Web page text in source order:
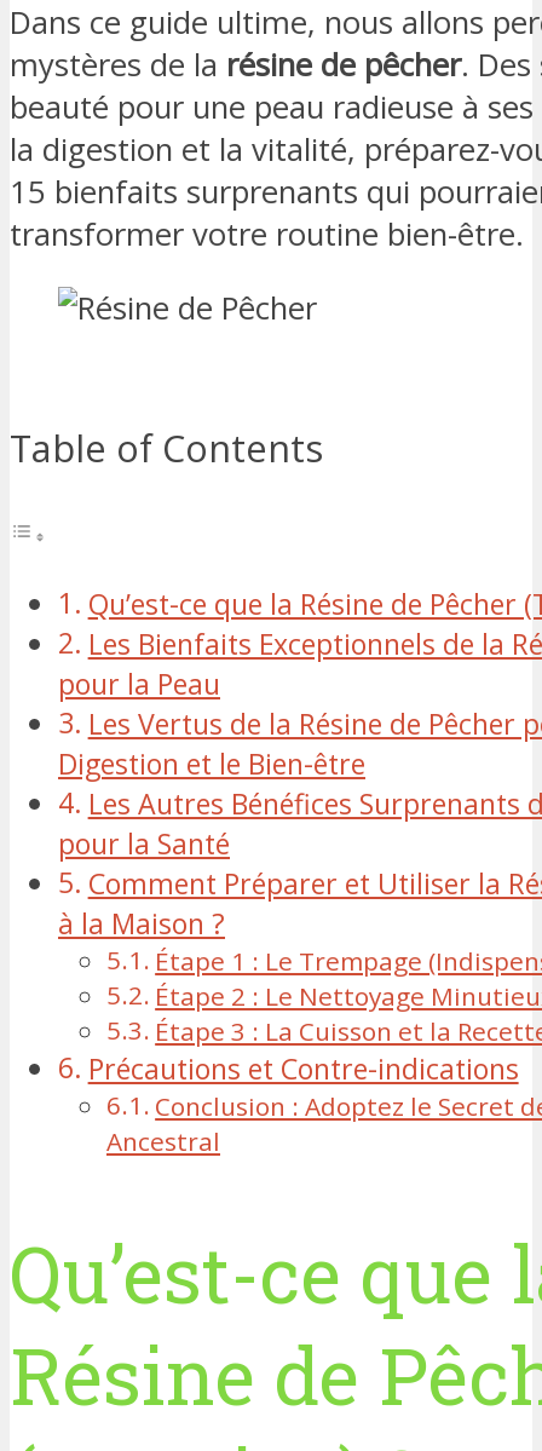
Dans ce guide ultime, nous allons
mystères de la résine de pêcher.
beauté pour une peau radieuse à
la digestion et la vitalité, préparez-
15 bienfaits surprenants qui
transformer votre routine bien-être.
Table of Contents
Qu’est-ce que la Résine de Pêcher
Les Bienfaits Exceptionnels de la
pour la Peau
Les Vertus de la Résine de Pêcher
Digestion et le Bien-être
Les Autres Bénéfices Surprenants
pour la Santé
Comment Préparer et Utiliser la
à la Maison ?
Étape 1 : Le Trempage
Étape 2 : Le Nettoyage
Étape 3 : La Cuisson et la
Précautions et Contre-indications
Conclusion : Adoptez le Secret
Ancestral
Qu’est-ce que
Résine de